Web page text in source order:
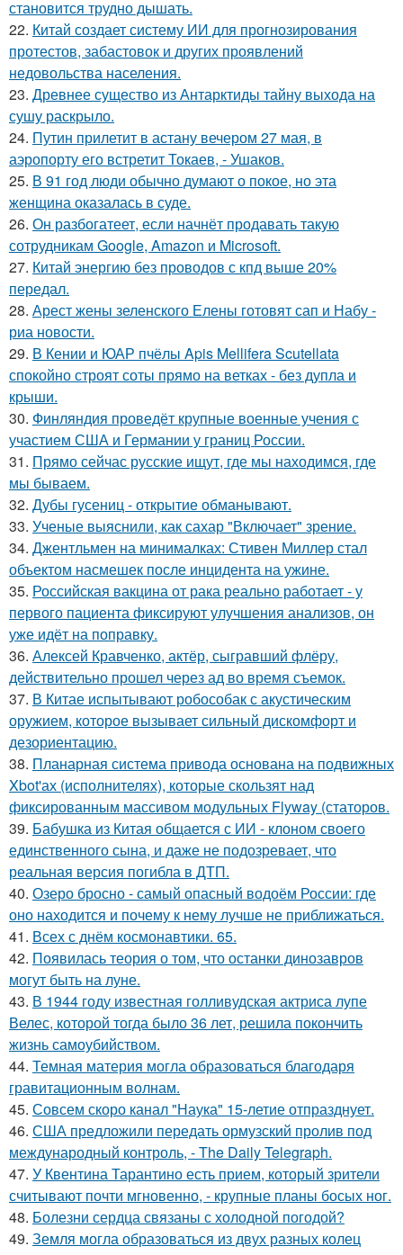
становится трудно дышать.
22. Китай создает систему ИИ для прогнозирования
протестов, забастовок и других проявлений
недовольства населения.
23. Древнее существо из Антарктиды тайну выхода на
сушу раскрыло.
24. Путин прилетит в астану вечером 27 мая, в
аэропорту его встретит Токаев, - Ушаков.
25. В 91 год люди обычно думают о покое, но эта
женщина оказалась в суде.
26. Он разбогатеет, если начнёт продавать такую
сотрудникам Google, Amazon и Microsoft.
27. Китай энергию без проводов с кпд выше 20%
передал.
28. Арест жены зеленского Елены готовят сап и Набу -
риа новости.
29. В Кении и ЮАР пчёлы Apis Mellifera Scutellata
спокойно строят соты прямо на ветках - без дупла и
крыши.
30. Финляндия проведёт крупные военные учения с
участием США и Германии у границ России.
31. Прямо сейчас русские ищут, где мы находимся, где
мы бываем.
32. Дубы гусениц - открытие обманывают.
33. Ученые выяснили, как сахар "Включает" зрение.
34. Джентльмен на минималках: Стивен Миллер стал
объектом насмешек после инцидента на ужине.
35. Российская вакцина от рака реально работает - у
первого пациента фиксируют улучшения анализов, он
уже идёт на поправку.
36. Алексей Кравченко, актёр, сыгравший флёру,
действительно прошел через ад во время съемок.
37. В Китае испытывают робособак с акустическим
оружием, которое вызывает сильный дискомфорт и
дезориентацию.
38. Планарная система привода основана на подвижных
Xbot'ах (исполнителях), которые скользят над
фиксированным массивом модульных Flyway (статоров.
39. Бабушка из Китая общается с ИИ - клоном своего
единственного сына, и даже не подозревает, что
реальная версия погибла в ДТП.
40. Озеро бросно - самый опасный водоём России: где
оно находится и почему к нему лучше не приближаться.
41. Всех с днём космонавтики. 65.
42. Появилась теория о том, что останки динозавров
могут быть на луне.
43. В 1944 году известная голливудская актриса лупе
Велес, которой тогда было 36 лет, решила покончить
жизнь самоубийством.
44. Темная материя могла образоваться благодаря
гравитационным волнам.
45. Совсем скоро канал "Наука" 15-летие отпразднует.
46. США предложили передать ормузский пролив под
международный контроль, - The Daily Telegraph.
47. У Квентина Тарантино есть прием, который зрители
считывают почти мгновенно, - крупные планы босых ног.
48. Болезни сердца связаны с холодной погодой?
49. Земля могла образоваться из двух разных колец